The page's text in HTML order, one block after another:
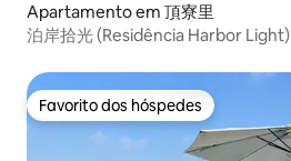
Apartamento em 頂寮里
泊岸拾光 (Residência Harbor Light)
Favorito dos hóspedes
Favorito dos hóspedes